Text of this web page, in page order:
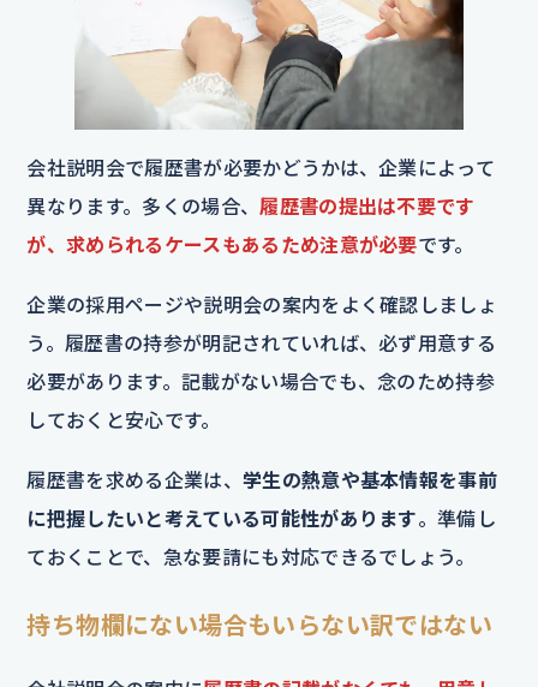
会社説明会で履歴書が必要かどうかは、企業によって
異なります。多くの場合、 履歴書の提出は不要です
が、求められるケースもあるため注意が必要です。
企業の採用ページや説明会の案内をよく確認しましょ
う。履歴書の持参が明記されていれば、必ず用意する
必要があります。記載がない場合でも、念のため持参
しておくと安心です。
履歴書を求める企業は、 学生の熱意や基本情報を事前
に把握したいと考えている可能性があります。準備し
ておくことで、急な要請にも対応できるでしょう。
持ち物欄にない場合もいらない訳ではない